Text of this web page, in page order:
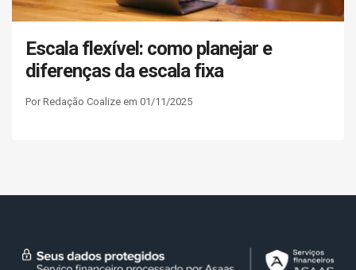
Escala flexível: como planejar e
diferenças da escala fixa
Por Redação Coalize em 01/11/2025